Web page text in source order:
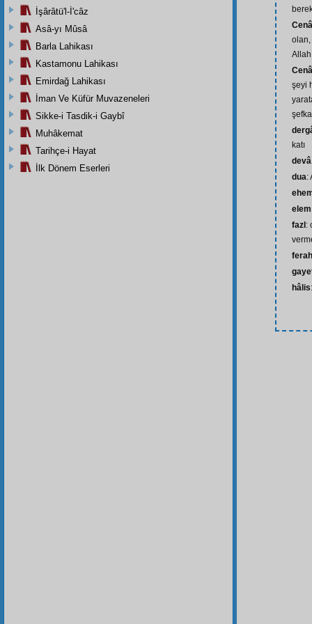
Allah
şeyi
katı
devâ
dua:
elem
fazl :
hâlis
İşârâtü'l-İ'câz
Asâ-yı Mûsâ
Barla Lahikası
Kastamonu Lahikası
Emirdağ Lahikası
İman Ve Küfür Muvazeneleri
Sikke-i Tasdik-i Gaybî
Muhâkemat
Tarihçe-i Hayat
İlk Dönem Eserleri